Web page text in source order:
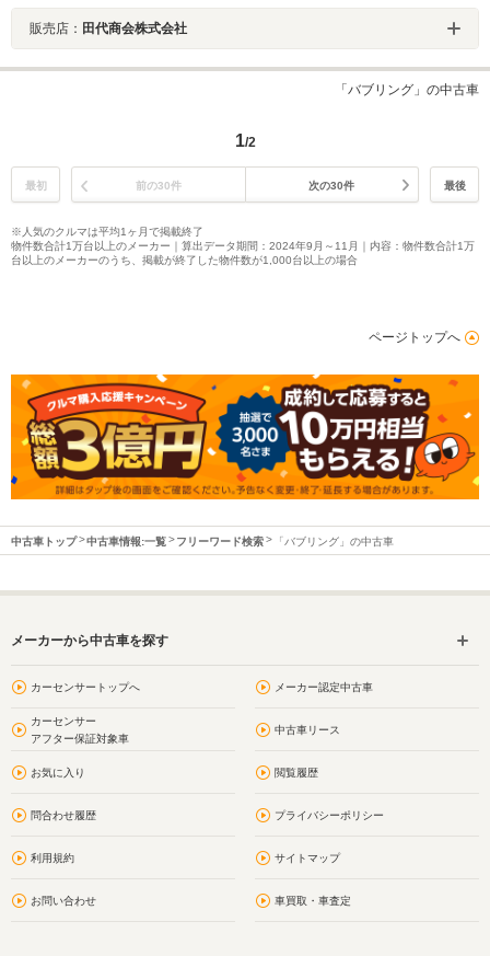
販売店： 田代商会株式会社
「バブリング」の中古車
1/2
最初 前の30件 次の30件 最後
※人気のクルマは平均1ヶ月で掲載終了
物件数合計1万台以上のメーカー｜算出データ期間：2024年9月～11月｜内容：物件数合計1万
台以上のメーカーのうち、掲載が終了した物件数が1,000台以上の場合
ページトップへ
中古車トップ 中古車情報:一覧 フリーワード検索 「バブリング」の中古車
メーカーから中古車を探す
カーセンサートップへ メーカー認定中古車
カーセンサー
アフター保証対象車
中古車リース
お気に入り 閲覧履歴
問合わせ履歴 プライバシーポリシー
利用規約 サイトマップ
お問い合わせ 車買取・車査定